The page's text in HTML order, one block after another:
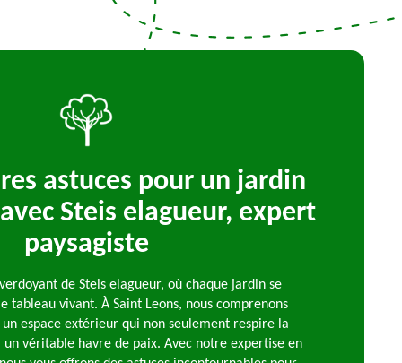
astuces pour un jardin
Steis elagueur, expert
paysagiste
de Steis elagueur, où chaque jardin se
tableau vivant. À Saint Leons, nous comprenons
espace extérieur qui non seulement respire la
un véritable havre de paix. Avec notre expertise en